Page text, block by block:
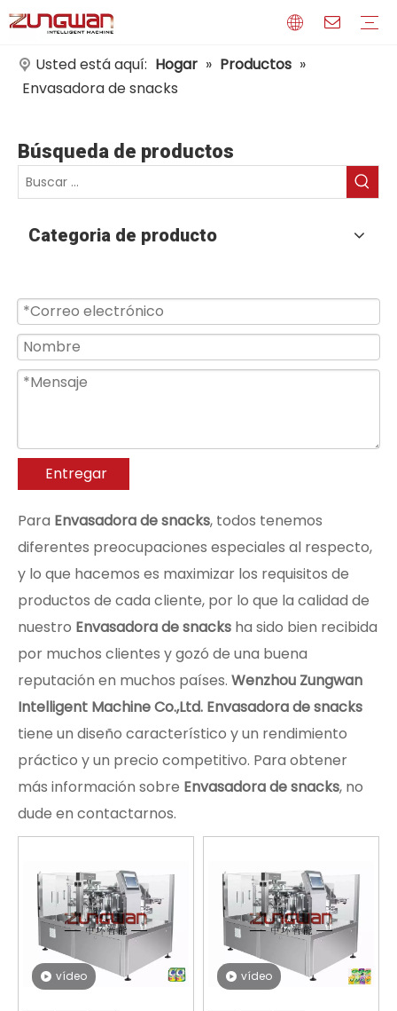
Usted está aquí: Hogar » Productos »
Envasadora de snacks
Búsqueda de productos
Categoria de producto
Entregar
Para Envasadora de snacks, todos tenemos
diferentes preocupaciones especiales al respecto,
y lo que hacemos es maximizar los requisitos de
productos de cada cliente, por lo que la calidad de
nuestro Envasadora de snacks ha sido bien recibida
por muchos clientes y gozó de una buena
reputación en muchos países. Wenzhou Zungwan
Intelligent Machine Co.,Ltd. Envasadora de snacks
tiene un diseño característico y un rendimiento
práctico y un precio competitivo. Para obtener
más información sobre Envasadora de snacks, no
dude en contactarnos.
vídeo vídeo